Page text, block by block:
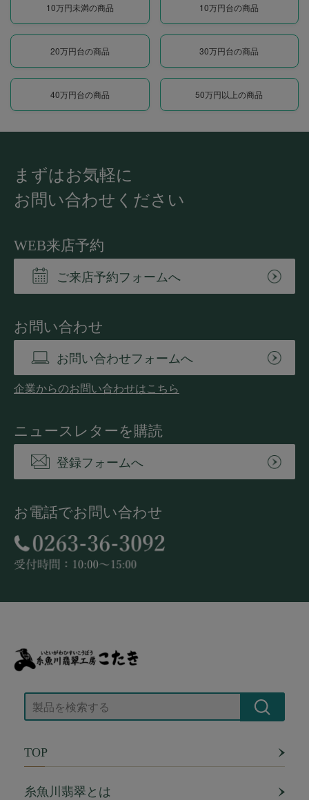
10万円未満の商品 10万円台の商品
20万円台の商品 30万円台の商品
40万円台の商品 50万円以上の商品
まずはお気軽に
お問い合わせください
WEB来店予約
ご来店予約フォームへ
お問い合わせ
お問い合わせフォームへ
企業からのお問い合わせはこちら
ニュースレターを購読
登録フォームへ
お電話でお問い合わせ
TOP
糸魚川翡翠とは